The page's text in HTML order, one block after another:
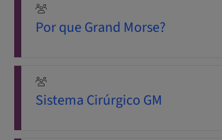
Por que Grand Morse?
Sistema Cirúrgico GM